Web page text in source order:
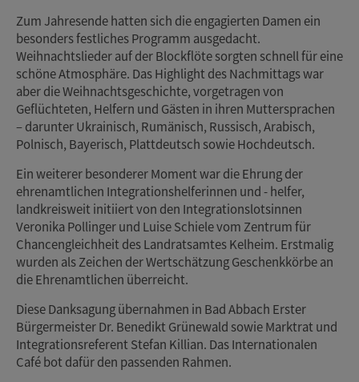
Zum Jahresende hatten sich die engagierten Damen ein
besonders festliches Programm ausgedacht.
Weihnachtslieder auf der Blockflöte sorgten schnell für eine
schöne Atmosphäre. Das Highlight des Nachmittags war
aber die Weihnachtsgeschichte, vorgetragen von
Geflüchteten, Helfern und Gästen in ihren Muttersprachen
– darunter Ukrainisch, Rumänisch, Russisch, Arabisch,
Polnisch, Bayerisch, Plattdeutsch sowie Hochdeutsch.
Ein weiterer besonderer Moment war die Ehrung der
ehrenamtlichen Integrationshelferinnen und - helfer,
landkreisweit initiiert von den Integrationslotsinnen
Veronika Pollinger und Luise Schiele vom Zentrum für
Chancengleichheit des Landratsamtes Kelheim. Erstmalig
wurden als Zeichen der Wertschätzung Geschenkkörbe an
die Ehrenamtlichen überreicht.
Diese Danksagung übernahmen in Bad Abbach Erster
Bürgermeister Dr. Benedikt Grünewald sowie Marktrat und
Integrationsreferent Stefan Killian. Das Internationalen
Café bot dafür den passenden Rahmen.